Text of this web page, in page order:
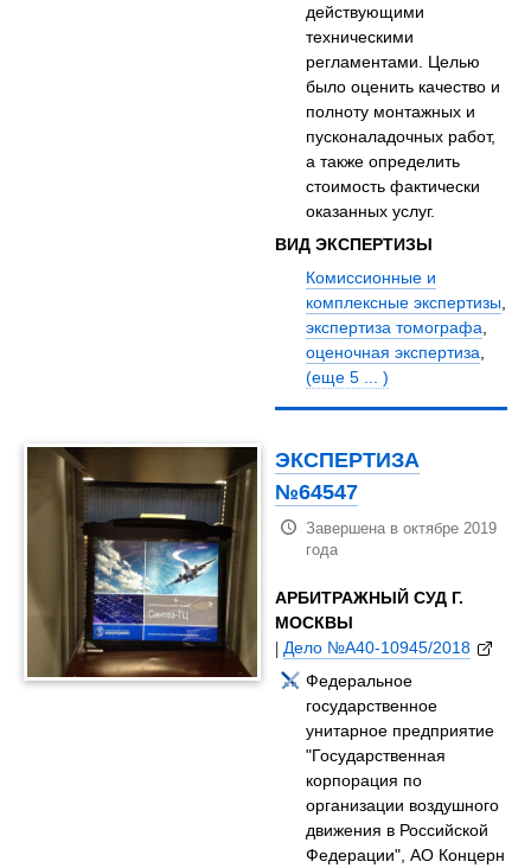
действующими
техническими
регламентами. Целью
было оценить качество и
полноту монтажных и
пусконаладочных работ,
а также определить
стоимость фактически
оказанных услуг.
ВИД ЭКСПЕРТИЗЫ
Комиссионные и
комплексные экспертизы,
экспертиза томографа,
оценочная экспертиза,
(еще 5 ... )
ЭКСПЕРТИЗА
№64547
Завершена в октябре 2019
года
АРБИТРАЖНЫЙ СУД Г.
МОСКВЫ
|Дело №А40-10945/2018
Федеральное
государственное
унитарное предприятие
"Государственная
корпорация по
организации воздушного
движения в Российской
Федерации", АО Концерн